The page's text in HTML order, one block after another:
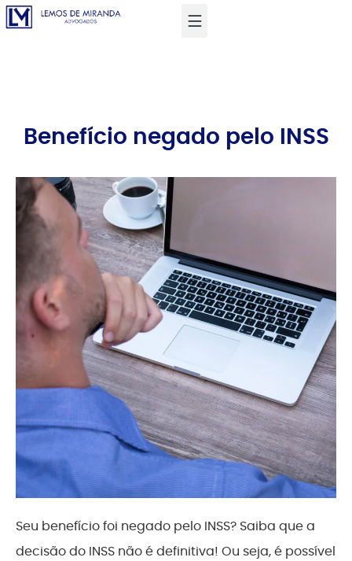
Benefício negado pelo INSS
Seu benefício foi negado pelo INSS? Saiba que a
decisão do INSS não é definitiva! Ou seja, é possível